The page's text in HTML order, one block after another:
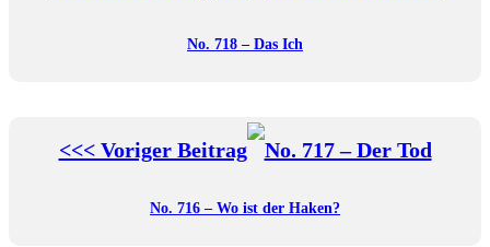
No. 1291-1295 – Träume, Trigger, Dualseelen, Gluthadion
No. 1286-1290 – Pflanzen, Schedding, Neu-Geburt, Mystisches,
No. 1281-1285 – anti vegan, Ursprung rassen, Phänomen,
No. 718 – Das Ich
<<< Voriger Beitrag
No. 716 – Wo ist der Haken?